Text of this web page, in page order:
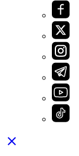
close